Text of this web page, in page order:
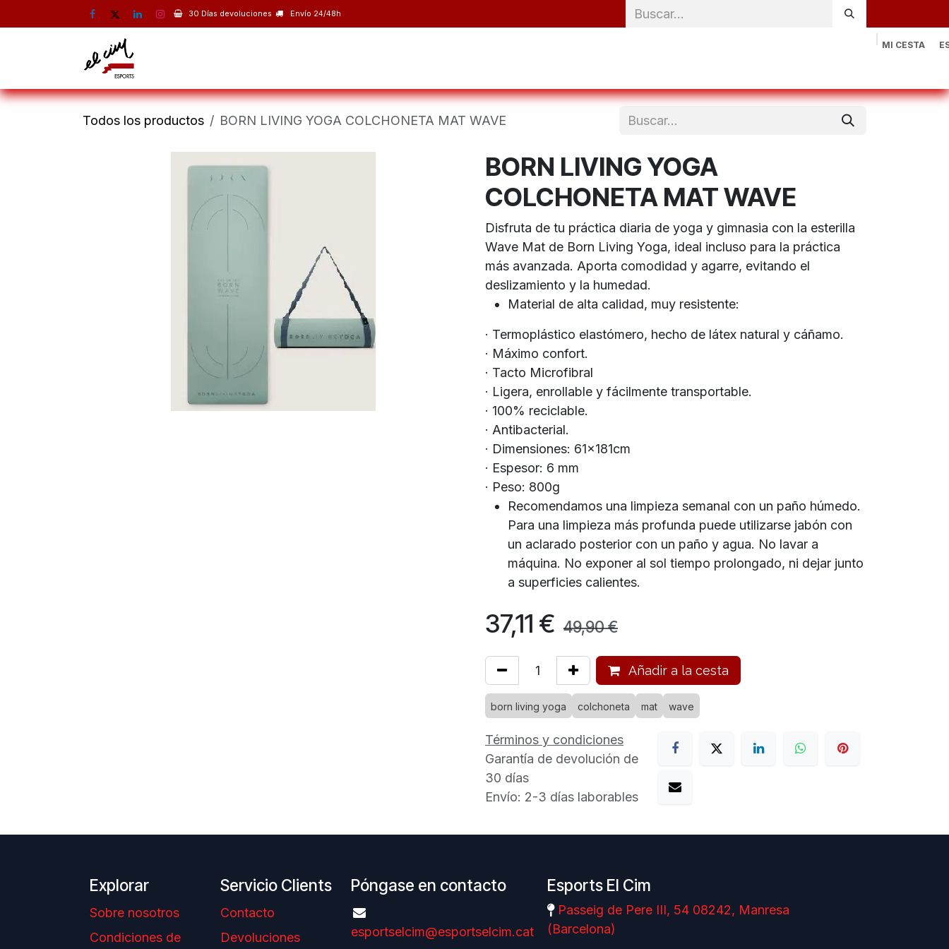
30 Días devoluciones Envío 24/48h
MI CESTA
Todos los productos BORN LIVING YOGA COLCHONETA MAT WAVE
BORN LIVING YOGA
COLCHONETA MAT WAVE
Disfruta de tu práctica diaria de yoga y gimnasia con la esterilla
Wave Mat de Born Living Yoga, ideal incluso para la práctica
más avanzada. Aporta comodidad y agarre, evitando el
deslizamiento y la humedad.
Material de alta calidad, muy resistente:
· Termoplástico elastómero, hecho de látex natural y cáñamo.
· Máximo confort.
· Tacto Microfibral
· Ligera, enrollable y fácilmente transportable.
· 100% reciclable.
· Antibacterial.
· Dimensiones: 61x181cm
· Espesor: 6 mm
· Peso: 800g
Recomendamos una limpieza semanal con un paño húmedo.
Para una limpieza más profunda puede utilizarse jabón con
un aclarado posterior con un paño y agua. No lavar a
máquina. No exponer al sol tiempo prolongado, ni dejar junto
a superficies calientes.
37,11 € 49,90€
Añadir a la cesta
born living yoga colchoneta mat wave
Términos y condiciones
Garantía de devolución de
30 días
Envío: 2-3 días laborables
Explorar
Sobre nosotros
Condiciones de
Servicio Clients
Contacto
Devoluciones
Esports El Cim
Passeig de Pere III, 54 08242, Manresa
(Barcelona)
Póngase en contacto
esportselcim@esportselcim.cat